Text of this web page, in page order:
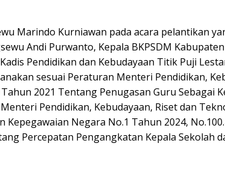
Marindo Kurniawan pada acara pelantikan
Andi Purwanto, Kepala BKPSDM
Pendidikan dan Kebudayaan Titik Puji
sesuai Peraturan Menteri Pendidikan,
2021 Tentang Penugasan Guru Sebagai
Pendidikan, Kebudayaan, Riset dan
Kepegawaian Negara No.1 Tahun 2024,
Percepatan Pengangkatan Kepala Sekolah